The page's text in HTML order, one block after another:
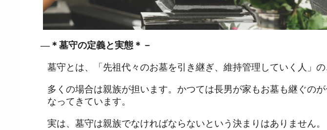
―＊墓守の定義と実態＊－
墓守とは、「先祖代々のお墓を引き継ぎ、維持管理していく人」の
多くの場合は親族が担います。かつては長男が家もお墓も継ぐの
なってきています。
実は、墓守は親族でなければならないという決まりはありません。